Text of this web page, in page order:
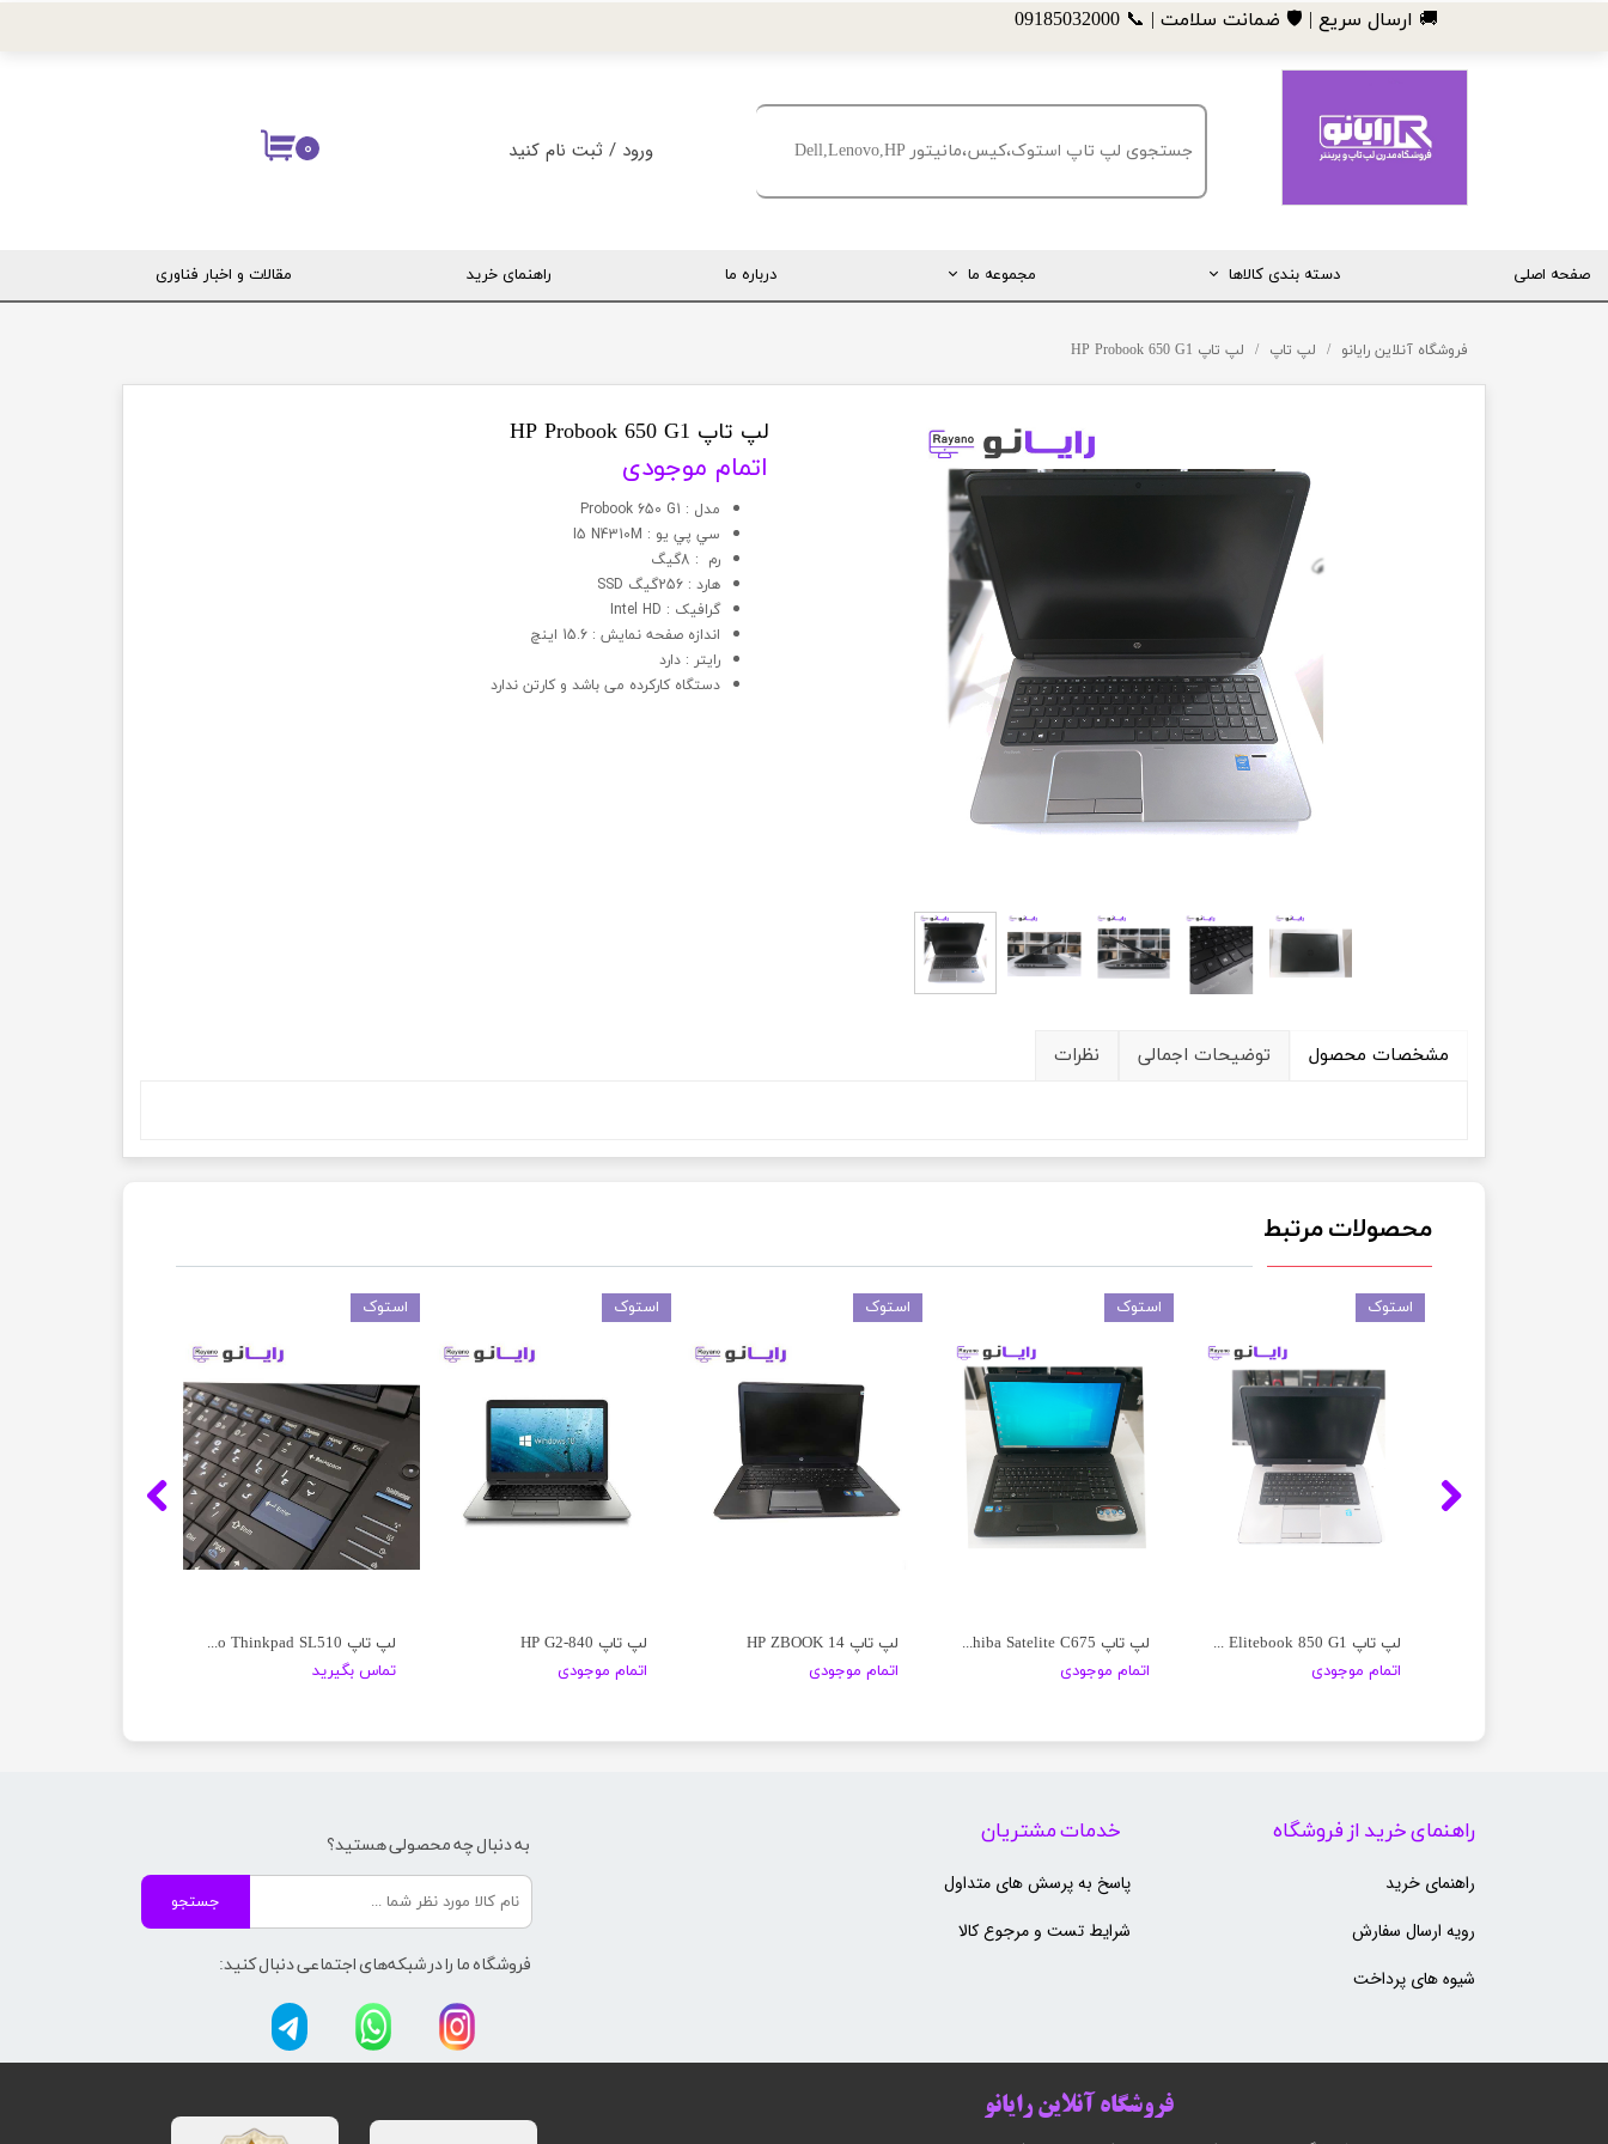
۰ ورود / ثبت نام کنید
صفحه اصلی دسته بندی کالاها
لپ تاپ
قطعات کامپیوتر
ماشین های اداری (پرینتر، کپی و ...)
حسابداری
مجموعه ما
اینستاگرام
تلگرام
تماس با ما
درخواست پشتیبانی
درباره ما راهنمای خرید مقالات و اخبار فناوری
​🚚 ارسال سریع | 🛡️ ضمانت سلامت | 📞 09185032000
فروشگاه آنلاین رایانو لپ تاپ لپ تاپ HP Probook 650 G1
لپ تاپ HP Probook 650 G1
اتمام موجودی
مدل : Probook 650 G1
سي پي يو : I5 N4310M
رم : 8گیگ
هارد : 256گیگ SSD
گرافيک : Intel HD
اندازه صفحه نمایش : 15.6 اینچ
رایتر : دارد
دستگاه کارکرده می باشد و کارتن ندارد
مشخصات محصول توضیحات اجمالی نظرات
محصولات مرتبط
لپ تاپ lenovo Thinkpad SL510
تماس بگیرید
استوک
لپ تاپ HP G2-840
اتمام موجودی
استوک
لپ تاپ HP ZBOOK 14
اتمام موجودی
استوک
لپ تاپ Toshiba Satelite C675
اتمام موجودی
استوک
لپ تاپ HP Elitebook 850 G1
اتمام موجودی
استوک
فروشگاه آنلاین رایانو
راهنمای خرید از فروشگاه خدمات مشتریان به دنبال چه محصولی هستید؟
جستجو
فروشگاه ما را در شبکه‌های اجتماعی دنبال کنید:
رویه ارسال سفارش
راهنمای خرید
شیوه های پرداخت
پاسخ به پرسش های متداول
شرایط تست و مرجوع کالا